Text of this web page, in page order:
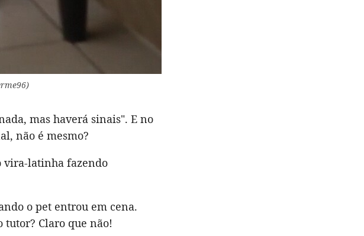
mas haverá sinais". E no
não é mesmo?
vira-latinha fazendo
o pet entrou em cena.
tutor? Claro que não!